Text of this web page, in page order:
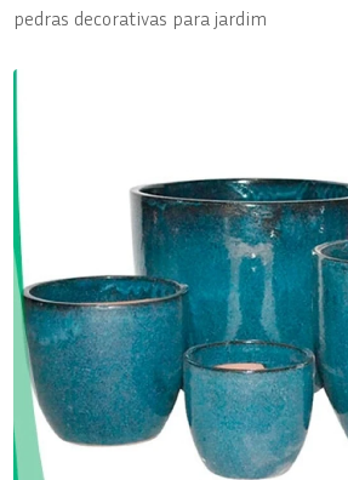
pedras decorativas para jardim